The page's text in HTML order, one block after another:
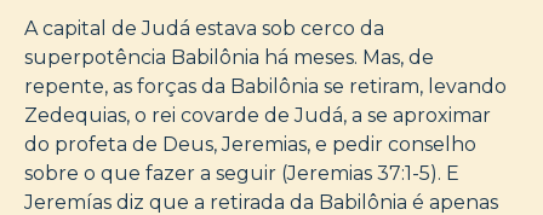
A capital de Judá estava sob cerco da
superpotência Babilônia há meses. Mas, de
repente, as forças da Babilônia se retiram, levando
Zedequias, o rei covarde de Judá, a se aproximar
do profeta de Deus, Jeremias, e pedir conselho
sobre o que fazer a seguir (Jeremias 37:1-5). E
Jeremías diz que a retirada da Babilônia é apenas